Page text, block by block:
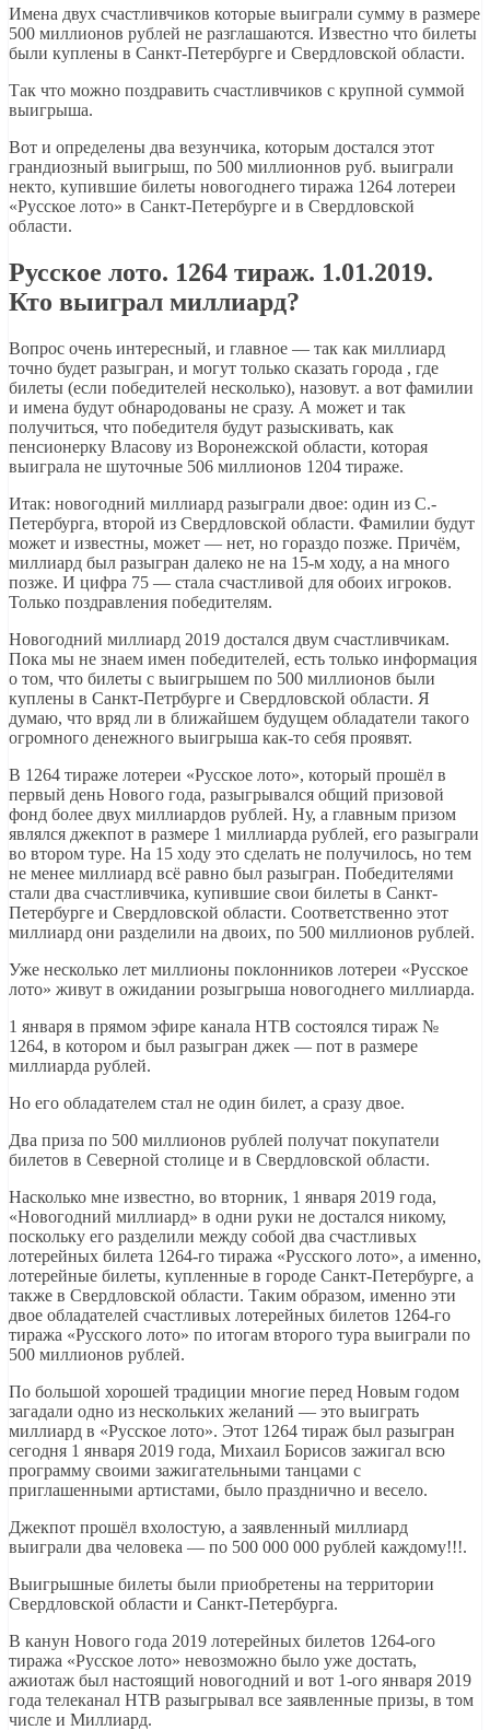
Имена двух счастливчиков которые выиграли сумму в размере
500 миллионов рублей не разглашаются. Известно что билеты
были куплены в Санкт-Петербурге и Свердловской области.
Так что можно поздравить счастливчиков с крупной суммой
выигрыша.
Вот и определены два везунчика, которым достался этот
грандиозный выигрыш, по 500 миллионнов руб. выиграли
некто, купившие билеты новогоднего тиража 1264 лотереи
«Русское лото» в Санкт-Петербурге и в Свердловской
области.
Русское лото. 1264 тираж. 1.01.2019.
Кто выиграл миллиард?
Вопрос очень интересный, и главное — так как миллиард
точно будет разыгран, и могут только сказать города , где
билеты (если победителей несколько), назовут. а вот фамилии
и имена будут обнародованы не сразу. А может и так
получиться, что победителя будут разыскивать, как
пенсионерку Власову из Воронежской области, которая
выиграла не шуточные 506 миллионов 1204 тираже.
Итак: новогодний миллиард разыграли двое: один из С.-
Петербурга, второй из Свердловской области. Фамилии будут
может и известны, может — нет, но гораздо позже. Причём,
миллиард был разыгран далеко не на 15-м ходу, а на много
позже. И цифра 75 — стала счастливой для обоих игроков.
Только поздравления победителям.
Новогодний миллиард 2019 достался двум счастливчикам.
Пока мы не знаем имен победителей, есть только информация
о том, что билеты с выигрышем по 500 миллионов были
куплены в Санкт-Петрбурге и Свердловской области. Я
думаю, что вряд ли в ближайшем будущем обладатели такого
огромного денежного выигрыша как-то себя проявят.
В 1264 тираже лотереи «Русское лото», который прошёл в
первый день Нового года, разыгрывался общий призовой
фонд более двух миллиардов рублей. Ну, а главным призом
являлся джекпот в размере 1 миллиарда рублей, его разыграли
во втором туре. На 15 ходу это сделать не получилось, но тем
не менее миллиард всё равно был разыгран. Победителями
стали два счастливчика, купившие свои билеты в Санкт-
Петербурге и Свердловской области. Соответственно этот
миллиард они разделили на двоих, по 500 миллионов рублей.
Уже несколько лет миллионы поклонников лотереи «Русское
лото» живут в ожидании розыгрыша новогоднего миллиарда.
1 января в прямом эфире канала НТВ состоялся тираж №
1264, в котором и был разыгран джек — пот в размере
миллиарда рублей.
Но его обладателем стал не один билет, а сразу двое.
Два приза по 500 миллионов рублей получат покупатели
билетов в Северной столице и в Свердловской области.
Насколько мне известно, во вторник, 1 января 2019 года,
«Новогодний миллиард» в одни руки не достался никому,
поскольку его разделили между собой два счастливых
лотерейных билета 1264-го тиража «Русского лото», а именно,
лотерейные билеты, купленные в городе Санкт-Петербурге, а
также в Свердловской области. Таким образом, именно эти
двое обладателей счастливых лотерейных билетов 1264-го
тиража «Русского лото» по итогам второго тура выиграли по
500 миллионов рублей.
По большой хорошей традиции многие перед Новым годом
загадали одно из нескольких желаний — это выиграть
миллиард в «Русское лото». Этот 1264 тираж был разыгран
сегодня 1 января 2019 года, Михаил Борисов зажигал всю
программу своими зажигательными танцами с
приглашенными артистами, было празднично и весело.
Джекпот прошёл вхолостую, а заявленный миллиард
выиграли два человека — по 500 000 000 рублей каждому!!!.
Выигрышные билеты были приобретены на территории
Свердловской области и Санкт-Петербурга.
В канун Нового года 2019 лотерейных билетов 1264-ого
тиража «Русское лото» невозможно было уже достать,
ажиотаж был настоящий новогодний и вот 1-ого января 2019
года телеканал НТВ разыгрывал все заявленные призы, в том
числе и Миллиард.